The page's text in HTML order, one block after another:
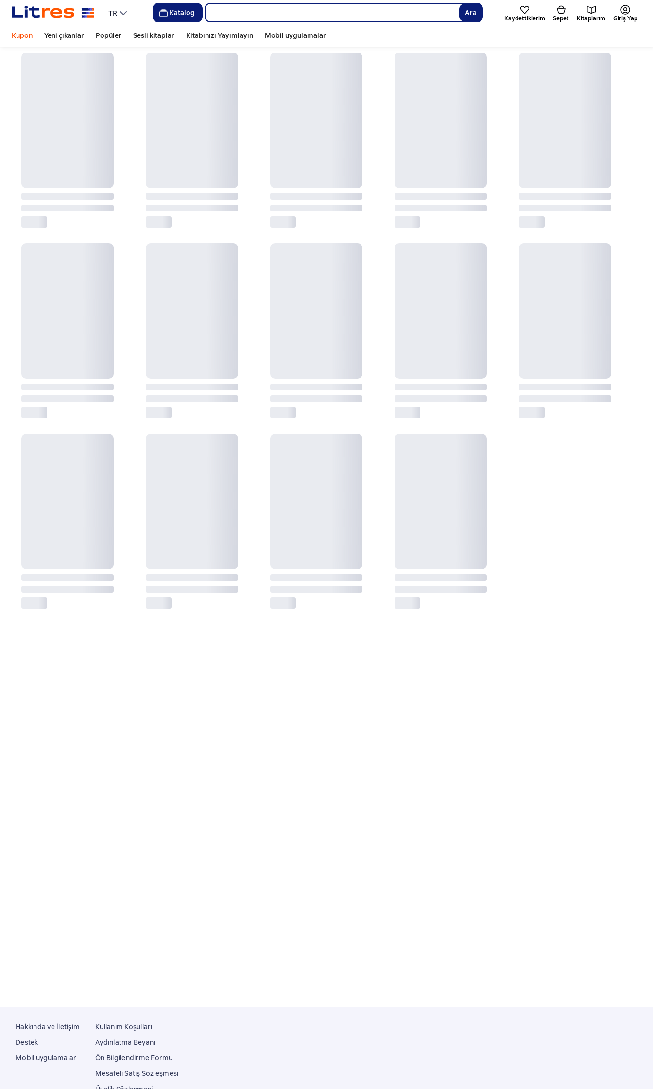
TR Katalog Ara
Kaydettiklerim Sepet Kitaplarım Giriş Yap
Kupon Yeni çıkanlar Popüler Sesli kitaplar Kitabınızı Yayımlayın Mobil uygulamalar
Hakkında ve İletişim
Destek
Mobil uygulamalar
Kullanım Koşulları
Aydınlatma Beyanı
Ön Bilgilendirme Formu
Mesafeli Satış Sözleşmesi